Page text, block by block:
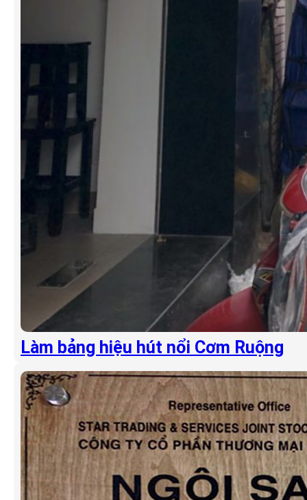
Làm bảng hiệu hút nổi Cơm Ruộng